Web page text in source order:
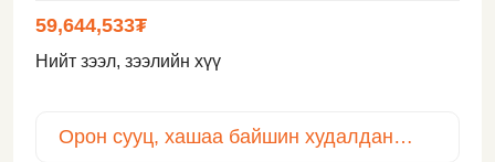
59,644,533₮
Нийт зээл, зээлийн хүү
Орон сууц, хашаа байшин худалдан